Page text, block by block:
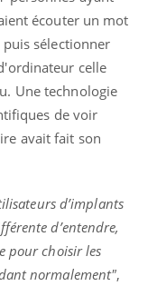
écouter un mot
sélectionner
celle
Une technologie
de voir
avait fait son
d’implants
d’entendre,
pour choisir les
normalement",